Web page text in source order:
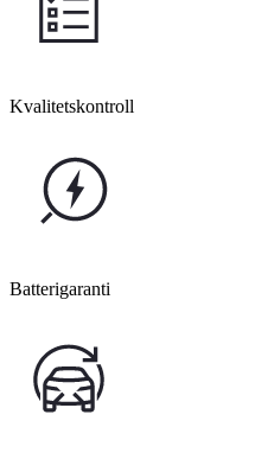
Kvalitetskontroll
Batterigaranti